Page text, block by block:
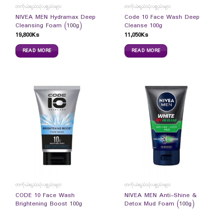
တကိုယ်ရည်သုံးပစ္စည်းများ
NIVEA MEN Hydramax Deep
Cleansing Foam (100g)
19,800Ks
READ MORE
တကိုယ်ရည်သုံးပစ္စည်းများ
Code 10 Face Wash Deep
Cleanse 100g
11,050Ks
READ MORE
တကိုယ်ရည်သုံးပစ္စည်းများ
CODE 10 Face Wash
Brightening Boost 100g
တကိုယ်ရည်သုံးပစ္စည်းများ
NIVEA MEN Anti-Shine &
Detox Mud Foam (100g)